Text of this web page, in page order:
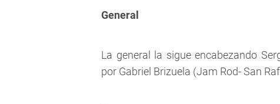
General
La general la sigue encabezando
por Gabriel Brizuela (Jam Rod- San